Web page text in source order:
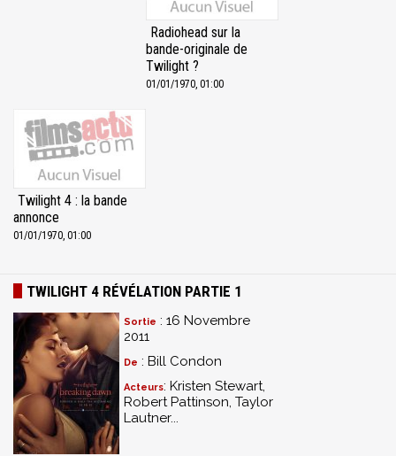
Radiohead sur la
bande-originale de
Twilight ?
01/01/1970, 01:00
Twilight 4 : la bande
annonce
01/01/1970, 01:00
TWILIGHT 4 RÉVÉLATION PARTIE 1
Sortie : 16 Novembre
2011
De : Bill Condon
Acteurs: Kristen Stewart,
Robert Pattinson, Taylor
Lautner...